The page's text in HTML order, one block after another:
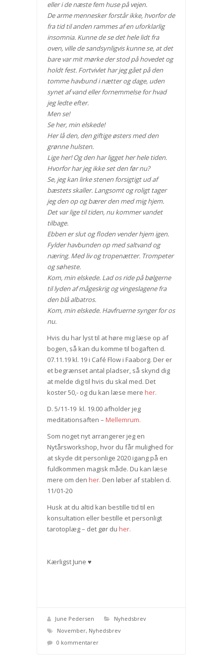
eller i de næste fem huse på vejen.
De arme mennesker forstår ikke, hvorfor de
fra tid til anden rammes af en uforklarlig
insomnia. Kunne de se det hele lidt fra
oven, ville de sandsynligvis kunne se, at det
bare var mit mørke der stod på hovedet og
holdt fest. Fortvivlet har jeg gået på den
tomme havbund i nætter og dage, uden
synet af vand eller fornemmelse for hvad
jeg ledte efter.
Men se!
Se her, min elskede!
Her lå den, den giftige østers med den
grønne hulsten.
Lige her! Og den har ligget her hele tiden.
Hvorfor har jeg ikke set den før nu?
Se, jeg kan lirke stenen forsigtigt ud af
bæstets skaller. Langsomt og roligt tager
jeg den op og bærer den med mig hjem.
Det var lige til tiden, nu kommer vandet
tilbage.
Ebben er slut og floden vender hjem igen.
Fylder havbunden op med saltvand og
næring. Med liv og tropenætter. Trompeter
og søheste.
Kom, min elskede. Lad os ride på bølgerne
til lyden af mågeskrig og vingeslagene fra
den blå albatros.
Kom, min elskede. Havfruerne synger for os
nu.
Hvis du har lyst til at høre mig læse op af
bogen, så kan du komme til bogaften d.
07.11.19 kl. 19 i Café Flow i Faaborg. Der er
et begrænset antal pladser, så skynd dig
at melde dig til hvis du skal med. Det
koster 50,- og du kan læse mere her.
D. 5/11-19 kl. 19.00 afholder jeg
meditationsaften – Mellemrum.
Som noget nyt arrangerer jeg en
Nytårsworkshop, hvor du får mulighed for
at skyde dit personlige 2020 igang på en
fuldkommen magisk måde. Du kan læse
mere om den her. Den løber af stablen d.
11/01-20
Husk at du altid kan bestille tid til en
konsultation eller bestille et personligt
tarotoplæg – det gør du her.
Kærligst June ♥
June Pedersen
Nyhedsbrev
November, Nyhedsbrev
0 kommentarer